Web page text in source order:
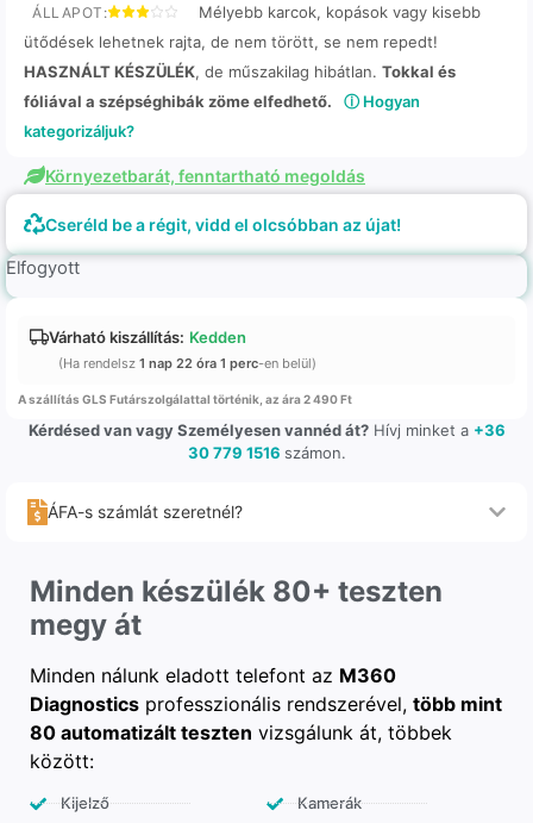
ÁLLAPOT:
Mélyebb karcok, kopások vagy kisebb
ütődések lehetnek rajta, de nem törött, se nem repedt!
HASZNÁLT KÉSZÜLÉK, de műszakilag hibátlan. Tokkal és
fóliával a szépséghibák zöme elfedhető.
ⓘ Hogyan
kategorizáljuk?
Környezetbarát, fenntartható megoldás
Cseréld be a régit, vidd el olcsóbban az újat!
Elfogyott
Várható kiszállítás: Kedden
(Ha rendelsz 1 nap 22 óra 1 perc-en belül)
A szállítás GLS Futárszolgálattal történik, az ára 2 490 Ft
Kérdésed van vagy Személyesen vannéd át?Hívj minket a +36
30 779 1516 számon.
ÁFA-s számlát szeretnél?
Minden készülék 80+ teszten
megy át
Minden nálunk eladott telefont az M360
Diagnostics professzionális rendszerével, több mint
80 automatizált teszten vizsgálunk át, többek
között:
Kijelző
Kamerák